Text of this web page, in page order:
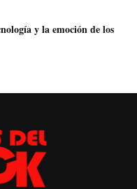
y la emoción de los